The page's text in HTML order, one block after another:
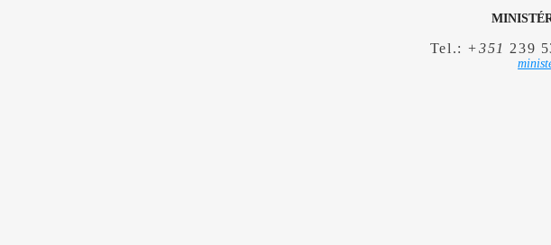
Tel.: +351 239